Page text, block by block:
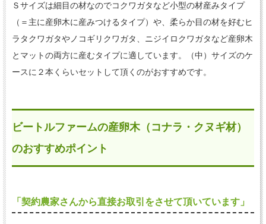
Ｓサイズは細目の材なのでコクワガタなど小型の材産みタイプ
（＝主に産卵木に産みつけるタイプ）や、柔らか目の材を好むヒ
ラタクワガタやノコギリクワガタ、ニジイロクワガタなど産卵木
とマットの両方に産むタイプに適しています。（中）サイズのケ
ースに２本くらいセットして頂くのがおすすめです。
ビートルファームの産卵木（コナラ・クヌギ材）
のおすすめポイント
「契約農家さんから直接お取引をさせて頂いています」